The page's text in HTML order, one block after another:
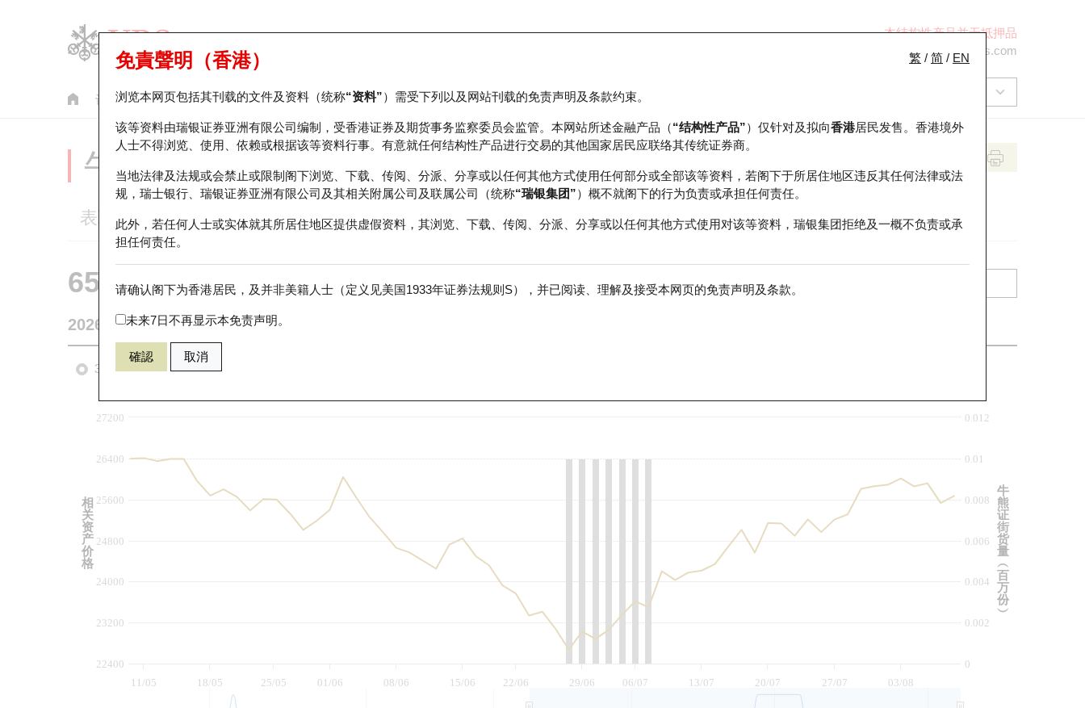
本结构性产品并无抵押品
ol-hkwarrants@ubs.com
认股证 牛熊证 美股指数产品 轮证市场统计 正股数据及市场统计 瑞银轮证教室
繁 / 简 / EN
免責聲明（香港）
浏览本网页包括其刊载的文件及资料（统称“资料”）需受下列以及网站刊载的免责声明及条款约束。
该等资料由瑞银证券亚洲有限公司编制，受香港证券及期货事务监察委员会监管。本网站所述金融产品（“结构性产品”）仅针对及拟向香港居民发售。香港境外
人士不得浏览、使用、依赖或根据该等资料行事。有意就任何结构性产品进行交易的其他国家居民应联络其传统证券商。
当地法律及法规或会禁止或限制阁下浏览、下载、传阅、分派、分享或以任何其他方式使用任何部分或全部该等资料，若阁下于所居住地区违反其任何法律或法
规，瑞士银行、瑞银证券亚洲有限公司及其相关附属公司及联属公司（统称“瑞银集团”）概不就阁下的行为负责或承担任何责任。
此外，若任何人士或实体就其所居住地区提供虚假资料，其浏览、下载、传阅、分派、分享或以任何其他方式使用对该等资料，瑞银集团拒绝及一概不负责或承
担任何责任。
请确认阁下为香港居民，及并非美籍人士（定义见美国1933年证券法规则S），并已阅读、理解及接受本网页的免责声明及条款。
未来7日不再显示本免责声明。
確認 取消
牛熊证分析仪
表现 街货统计 比较
65700 瑞银牛证 HSI 恒生指数
2026-08-07 相关资产价格25,668.03
3个月 6个月
18/05 01/06 15/06 29/06 13/07 27/07
11/05 25/05 08/06 22/06 06/07 20/07 03/08
0
0.002
0.004
0.006
0.008
0.01
0.012
24000
22400
23200
24800
25600
26400
27200
牛
熊
证
街
货
量
︵
百
万
份
︶
相
关
资
产
价
格